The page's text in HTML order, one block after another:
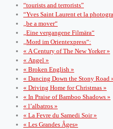
“tourists and terrorists”
“Yves Saint Laurent et la
„be a mover“
„Eine vergangene Filmära“
„Mord im Orientexpress“:
« A Century of The New Yorker »
« Angel »
« Broken English »
« Dancing Down the Stony Road
« Driving Home for Christmas »
« In Praise of Bamboo Shadows »
« l’albatros »
« La Fevre du Samedi Soir »
« Les Grandes Âges»